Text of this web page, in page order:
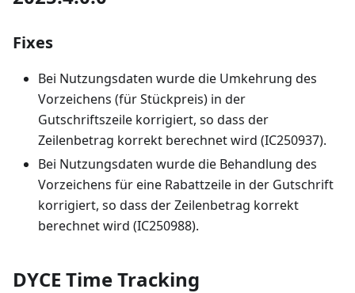
Fixes
Bei Nutzungsdaten wurde die Umkehrung des
Vorzeichens (für Stückpreis) in der
Gutschriftszeile korrigiert, so dass der
Zeilenbetrag korrekt berechnet wird (IC250937).
Bei Nutzungsdaten wurde die Behandlung des
Vorzeichens für eine Rabattzeile in der Gutschrift
korrigiert, so dass der Zeilenbetrag korrekt
berechnet wird (IC250988).
DYCE Time Tracking